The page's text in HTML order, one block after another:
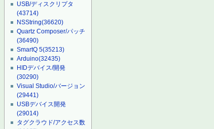
USB/ディスクリプタ
(43714)
NSString(36620)
Quartz Composer/パッチ
(36490)
SmartQ 5(35213)
Arduino(32435)
HIDデバイス/開発
(30290)
Visual Studio/バージョン
(29441)
USBデバイス開発
(29014)
タグクラウド/アクセス数